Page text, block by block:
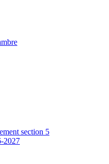
section 5
2027